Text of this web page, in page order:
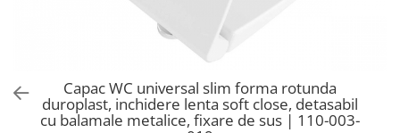
Baterii lavoar montare pe tavan
Robinete de trecere
Robinete masina de spalat
Capac WC universal slim forma rotunda
duroplast, inchidere lenta soft close, detasabil
cu balamale metalice, fixare de sus | 110-003-